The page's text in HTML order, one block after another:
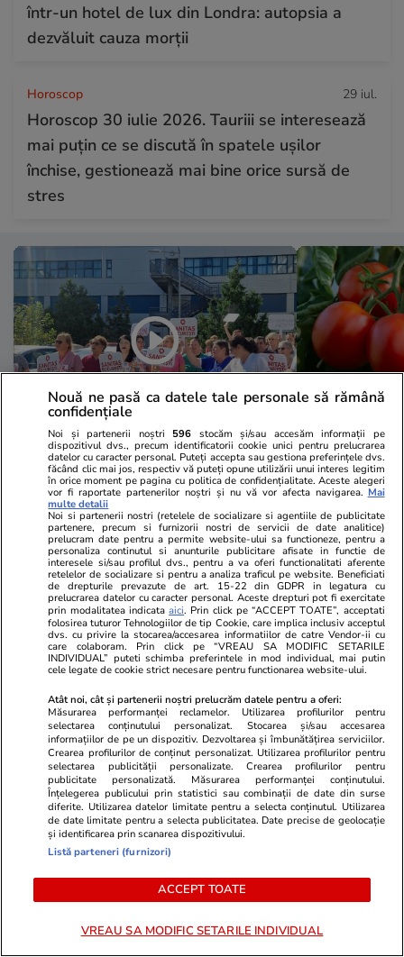
într-un hotel de lux din Londra: autopsia a
dezvăluit cauza morții
Horoscop 29 iul.
Horoscop 30 iulie 2026. Tauriii se interesează
mai puțin ce se discută în spatele ușilor
închise, gestionează mai bine orice sursă de
stres
Sănătate și Fitness 29 iul.
A doua zi de grevă în Sănătate:
„Avem colegi care ne-au murit în
spital”. Mărturii cutremurătoare
de la Spitalul Bagdasar-Arseni
Lifestyle
Ce
cumpără o
favorita
Lifestyle 26 iul.
Ploaia de meteori Delta
Aquaride 2026: când o poți
vedea cel mai bine
Lifestyle 27 iul.
Ce este scorțișoara Ceylon și
prin ce se diferențiază
Nouă ne pasă ca datele tale personale să rămână
confidențiale
Noi și partenerii noștri 596 stocăm și/sau accesăm informații pe
dispozitivul dvs., precum identificatorii cookie unici pentru prelucrarea
datelor cu caracter personal. Puteți accepta sau gestiona preferințele dvs.
făcând clic mai jos, respectiv vă puteți opune utilizării unui interes legitim
în orice moment pe pagina cu politica de confidențialitate. Aceste alegeri
vor fi raportate partenerilor noștri și nu vă vor afecta navigarea. Mai
multe detalii
Noi si partenerii nostri (retelele de socializare si agentiile de publicitate
partenere, precum si furnizorii nostri de servicii de date analitice)
prelucram date pentru a permite website-ului sa functioneze, pentru a
personaliza continutul si anunturile publicitare afisate in functie de
interesele si/sau profilul dvs., pentru a va oferi functionalitati aferente
retelelor de socializare si pentru a analiza traficul pe website. Beneficiati
de drepturile prevazute de art. 15-22 din GDPR in legatura cu
prelucrarea datelor cu caracter personal. Aceste drepturi pot fi exercitate
prin modalitatea indicataaici. Prin click pe “ACCEPT TOATE”, acceptati
folosirea tuturor Tehnologiilor de tip Cookie, care implica inclusiv acceptul
dvs. cu privire la stocarea/accesarea informatiilor de catre Vendor-ii cu
care colaboram. Prin click pe “VREAU SA MODIFIC SETARILE
INDIVIDUAL” puteti schimba preferintele in mod individual, mai putin
cele legate de cookie strict necesare pentru functionarea website-ului.
Atât noi, cât și partenerii noștri prelucrăm datele pentru a oferi:
Măsurarea performanței reclamelor. Utilizarea profilurilor pentru
selectarea conținutului personalizat. Stocarea și/sau accesarea
informațiilor de pe un dispozitiv. Dezvoltarea și îmbunătățirea serviciilor.
Crearea profilurilor de conținut personalizat. Utilizarea profilurilor pentru
selectarea publicității personalizate. Crearea profilurilor pentru
publicitate personalizată. Măsurarea performanței conținutului.
Înțelegerea publicului prin statistici sau combinații de date din surse
diferite. Utilizarea datelor limitate pentru a selecta conținutul. Utilizarea
de date limitate pentru a selecta publicitatea. Date precise de geolocație
și identificarea prin scanarea dispozitivului.
Listă parteneri (furnizori)
ACCEPT TOATE
VREAU SA MODIFIC SETARILE INDIVIDUAL